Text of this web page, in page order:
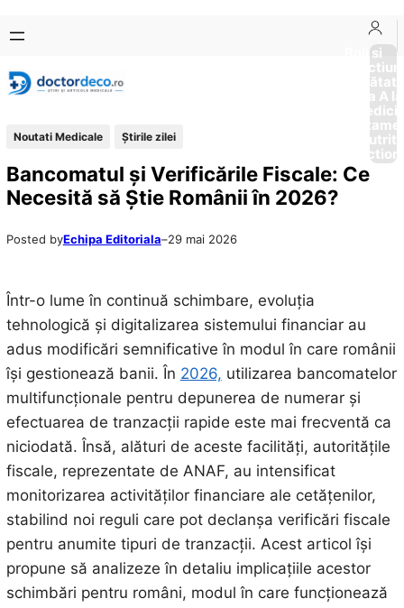
conținut
content
Boli si
Afectiuni
Sănătate
de la A
Noutati Medicale Știrile zilei
Bancomatul și Verificările Fiscale: Ce
Necesită să Știe Românii în 2026?
Posted byEchipa Editoriala–29 mai 2026
Într-o lume în continuă schimbare, evoluția
tehnologică și digitalizarea sistemului financiar au
adus modificări semnificative în modul în care românii
își gestionează banii. În 2026, utilizarea bancomatelor
multifuncționale pentru depunerea de numerar și
efectuarea de tranzacții rapide este mai frecventă ca
niciodată. Însă, alături de aceste facilități, autoritățile
fiscale, reprezentate de ANAF, au intensificat
monitorizarea activităților financiare ale cetățenilor,
stabilind noi reguli care pot declanșa verificări fiscale
pentru anumite tipuri de tranzacții. Acest articol își
propune să analizeze în detaliu implicațiile acestor
schimbări pentru români, modul în care funcționează